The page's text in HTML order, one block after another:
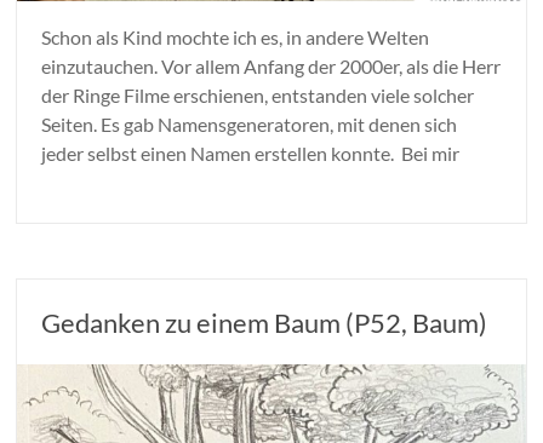
Schon als Kind mochte ich es, in andere Welten
einzutauchen. Vor allem Anfang der 2000er, als die Herr
der Ringe Filme erschienen, entstanden viele solcher
Seiten. Es gab Namensgeneratoren, mit denen sich
jeder selbst einen Namen erstellen konnte. Bei mir
Gedanken zu einem Baum (P52, Baum)